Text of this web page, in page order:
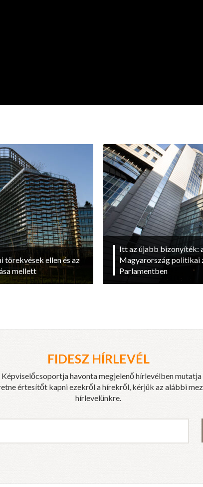
törekvések ellen és az
mellett
Itt az újabb bizonyíték:
Magyarország politikai
Parlamentben
FIDESZ HÍRLEVÉL
havonta megjelenő hírlevélben
értesítőt kapni ezekről a hírekről, kérjük az alábbi
hírlevelünkre.